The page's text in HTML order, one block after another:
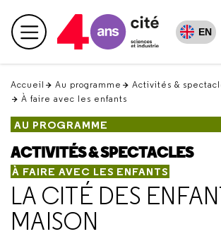
en
haut Menu principal EN
Accueil Au programme Activités &
À faire avec les enfants
AU PROGRAMME
ACTIVITÉS & SPECTACLES
À FAIRE AVEC LES ENFANTS
LA CITÉ DES
MAISON